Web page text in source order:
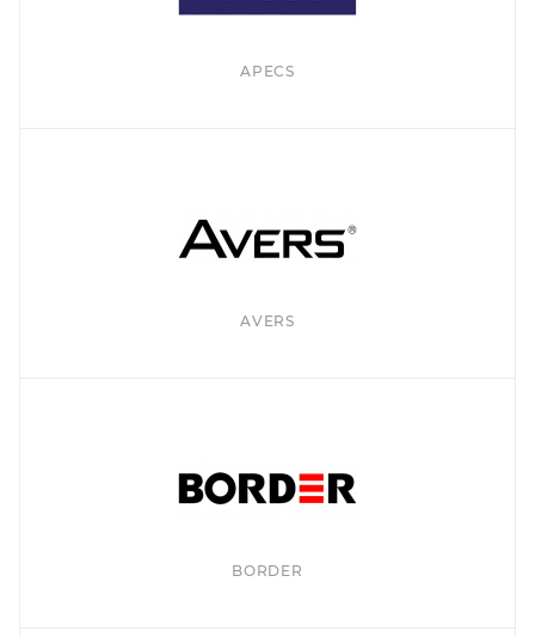
APECS
AVERS
BORDER